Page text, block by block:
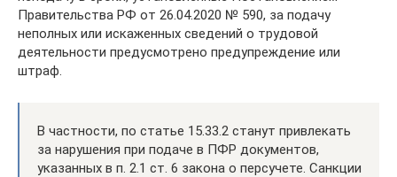
Правительства РФ от 26.04.2020 № 590, за подачу
неполных или искаженных сведений о трудовой
деятельности предусмотрено предупреждение или
штраф.
В частности, по статье 15.33.2 станут привлекать
за нарушения при подаче в ПФР документов,
указанных в п. 2.1 ст. 6 закона о персучете. Санкции